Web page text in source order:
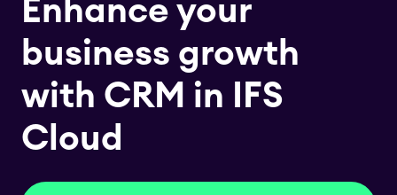
Enhance your
business growth
with CRM in IFS
Cloud